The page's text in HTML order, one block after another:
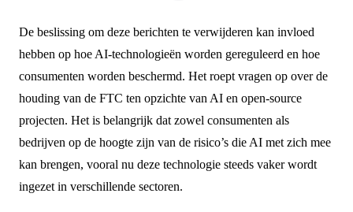
De beslissing om deze berichten te verwijderen kan invloed
hebben op hoe AI-technologieën worden gereguleerd en hoe
consumenten worden beschermd. Het roept vragen op over de
houding van de FTC ten opzichte van AI en open-source
projecten. Het is belangrijk dat zowel consumenten als
bedrijven op de hoogte zijn van de risico’s die AI met zich mee
kan brengen, vooral nu deze technologie steeds vaker wordt
ingezet in verschillende sectoren.